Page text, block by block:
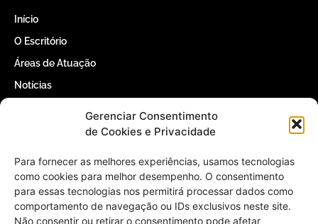
Gerenciar Consentimento
de Cookies e Privacidade
Para fornecer as melhores experiências, usamos tecnologias
como cookies para melhor desempenho. O consentimento
para essas tecnologias nos permitirá processar dados como
comportamento de navegação ou IDs exclusivos neste site.
Não consentir ou retirar o consentimento pode afetar
Início
O Escritório
Áreas de Atuação
Notícias
(61) 3366-5000